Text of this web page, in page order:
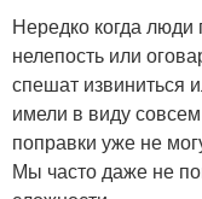
Нередко когда люди
нелепость или
спешат извиниться
имели в виду
поправки уже не
Мы часто даже не